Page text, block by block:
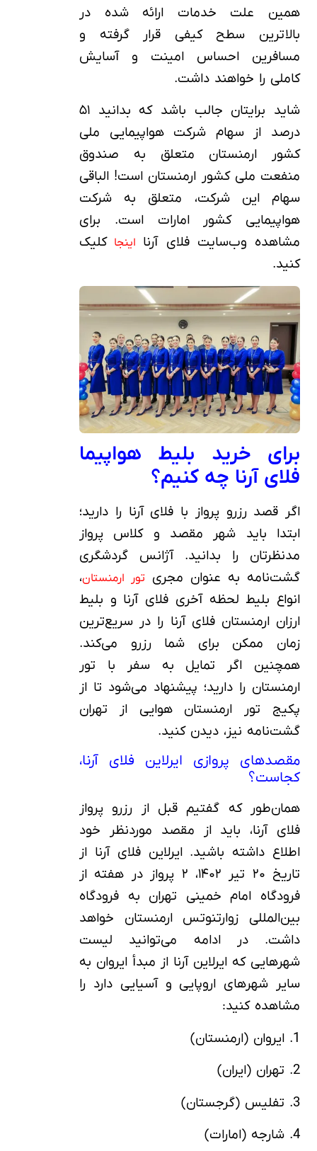
همین علت خدمات ارائه شده در
بالاترین سطح کیفی قرار گرفته و
مسافرین احساس امینت و آسایش
کاملی را خواهند داشت.
شاید برایتان جالب باشد که بدانید ۵۱
درصد از سهام شرکت هواپیمایی ملی
کشور ارمنستان متعلق به صندوق
منفعت ملی کشور ارمنستان است! الباقی
سهام این شرکت، متعلق به شرکت
هواپیمایی کشور امارات است. برای
مشاهده وب‌سایت فلای آرنا اینجا کلیک
کنید.
برای خرید بلیط هواپیما
فلای آرنا چه کنیم؟
اگر قصد رزرو پرواز با فلای آرنا را دارید؛
ابتدا باید شهر مقصد و کلاس پرواز
مدنظرتان را بدانید. آژانس گردشگری
گشت‌نامه به عنوان مجری تور ارمنستان،
انواع بلیط لحظه آخری فلای آرنا و بلیط
ارزان ارمنستان فلای آرنا را در سریع‌ترین
زمان ممکن برای شما رزرو می‌کند.
همچنین اگر تمایل به سفر با تور
ارمنستان را دارید؛ پیشنهاد می‌شود تا از
پکیج تور ارمنستان هوایی از تهران
گشت‌نامه نیز، دیدن کنید.
مقصدهای پروازی ایرلاین فلای آرنا،
کجاست؟
همان‌طور که گفتیم قبل از رزرو پرواز
فلای آرنا، باید از مقصد موردنظر خود
اطلاع داشته باشید. ایرلاین فلای آرنا از
تاریخ ۲۰ تیر ۱۴۰۲، ۲ پرواز در هفته از
فرودگاه امام خمینی تهران به فرودگاه
بین‌المللی زوارتنوتس ارمنستان خواهد
داشت. در ادامه می‌توانید لیست
شهرهایی که ایرلاین آرنا از مبدأ ایروان به
سایر شهرهای اروپایی و آسیایی دارد را
مشاهده کنید:
1. ایروان (ارمنستان)
2. تهران (ایران)
3. تفلیس (گرجستان)
4. شارجه (امارات)